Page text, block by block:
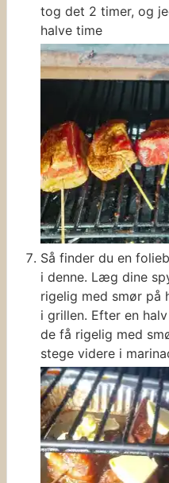
tog det 2 timer, og
halve time
Så finder du en
i denne. Læg dine
rigelig med smør
i grillen. Efter en
de få rigelig med
stege videre i